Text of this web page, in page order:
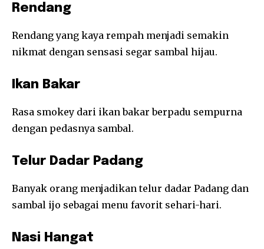
Rendang
Rendang yang kaya rempah menjadi semakin
nikmat dengan sensasi segar sambal hijau.
Ikan Bakar
Rasa smokey dari ikan bakar berpadu sempurna
dengan pedasnya sambal.
Telur Dadar Padang
Banyak orang menjadikan telur dadar Padang dan
sambal ijo sebagai menu favorit sehari-hari.
Nasi Hangat